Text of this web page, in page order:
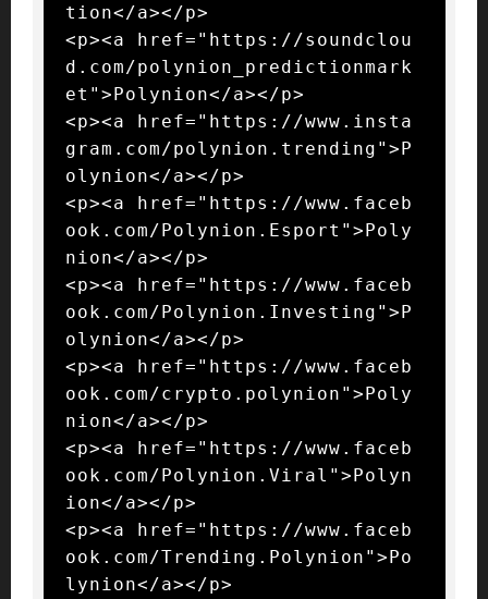
tion</a></p>
<p><a href="https://soundclou
d.com/polynion_predictionmark
et">Polynion</a></p>
<p><a href="https://www.insta
gram.com/polynion.trending">P
olynion</a></p>
<p><a href="https://www.faceb
ook.com/Polynion.Esport">Poly
nion</a></p>
<p><a href="https://www.faceb
ook.com/Polynion.Investing">P
olynion</a></p>
<p><a href="https://www.faceb
ook.com/crypto.polynion">Poly
nion</a></p>
<p><a href="https://www.faceb
ook.com/Polynion.Viral">Polyn
ion</a></p>
<p><a href="https://www.faceb
ook.com/Trending.Polynion">Po
lynion</a></p>